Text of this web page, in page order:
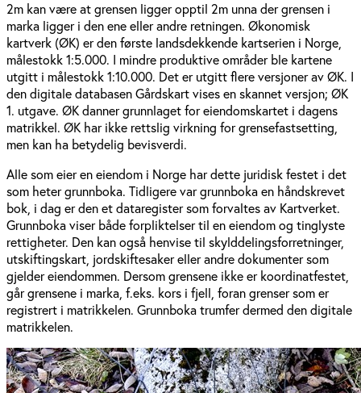
2m kan være at grensen ligger opptil 2m unna der grensen i
marka ligger i den ene eller andre retningen. Økonomisk
kartverk (ØK) er den første landsdekkende kartserien i Norge,
målestokk 1:5.000. I mindre produktive områder ble kartene
utgitt i målestokk 1:10.000. Det er utgitt flere versjoner av ØK. I
den digitale databasen Gårdskart vises en skannet versjon; ØK
1. utgave. ØK danner grunnlaget for eiendomskartet i dagens
matrikkel. ØK har ikke rettslig virkning for grensefastsetting,
men kan ha betydelig bevisverdi.
Alle som eier en eiendom i Norge har dette juridisk festet i det
som heter grunnboka. Tidligere var grunnboka en håndskrevet
bok, i dag er den et dataregister som forvaltes av Kartverket.
Grunnboka viser både forpliktelser til en eiendom og tinglyste
rettigheter. Den kan også henvise til skylddelingsforretninger,
utskiftingskart, jordskiftesaker eller andre dokumenter som
gjelder eiendommen. Dersom grensene ikke er koordinatfestet,
går grensene i marka, f.eks. kors i fjell, foran grenser som er
registrert i matrikkelen. Grunnboka trumfer dermed den digitale
matrikkelen.